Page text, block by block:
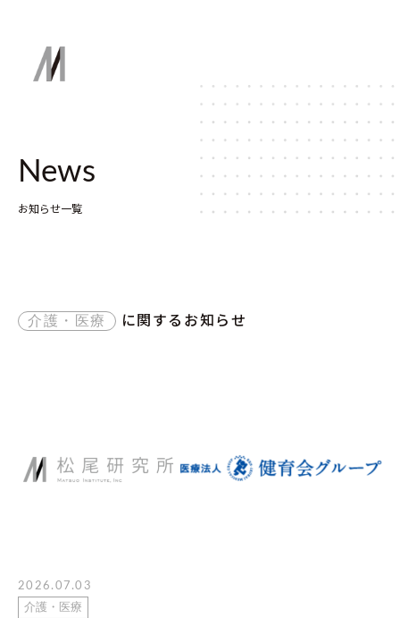
News
お知らせ一覧
介護・医療 に関するお知らせ
2026.07.03
介護・医療